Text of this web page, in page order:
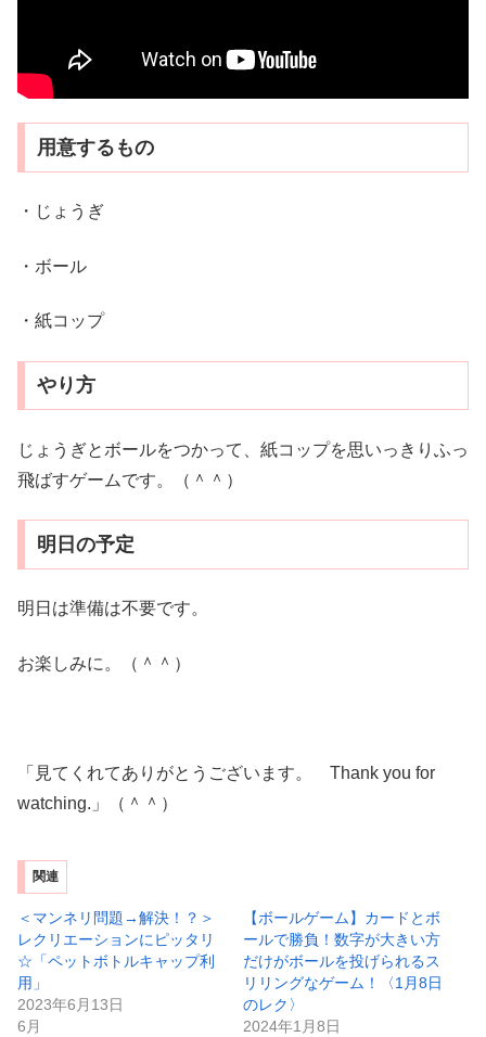
用意するもの
・じょうぎ
・ボール
・紙コップ
やり方
じょうぎとボールをつかって、紙コップを思いっきりふっ
飛ばすゲームです。（＾＾）
明日の予定
明日は準備は不要です。
お楽しみに。（＾＾）
「見てくれてありがとうございます。 Thank you for
watching.」（＾＾）
関連
＜マンネリ問題→解決！？＞
レクリエーションにピッタリ
☆「ペットボトルキャップ利
用」
2023年6月13日
6月
【ボールゲーム】カードとボ
ールで勝負！数字が大きい方
だけがボールを投げられるス
リリングなゲーム！〈1月8日
のレク〉
2024年1月8日